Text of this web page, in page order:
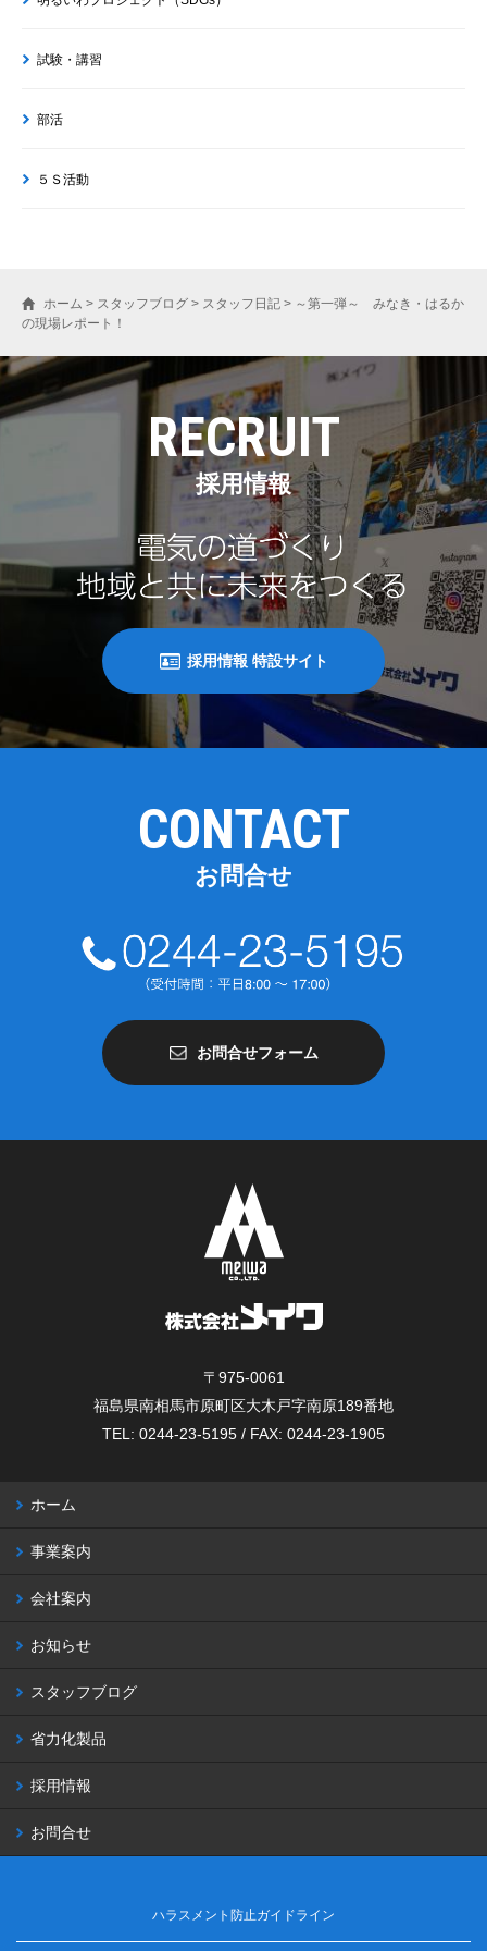
試験・講習
部活
５Ｓ活動
ホーム > スタッフブログ > スタッフ日記 > ～第一弾～ みなき・はるか
の現場レポート！
RECRUIT
採用情報
採用情報 特設サイト
CONTACT
お問合せ
お問合せフォーム
〒975-0061
福島県南相馬市原町区大木戸字南原189番地
TEL: 0244-23-5195 / FAX: 0244-23-1905
ホーム
事業案内
会社案内
お知らせ
スタッフブログ
省力化製品
採用情報
お問合せ
ハラスメント防止ガイドライン